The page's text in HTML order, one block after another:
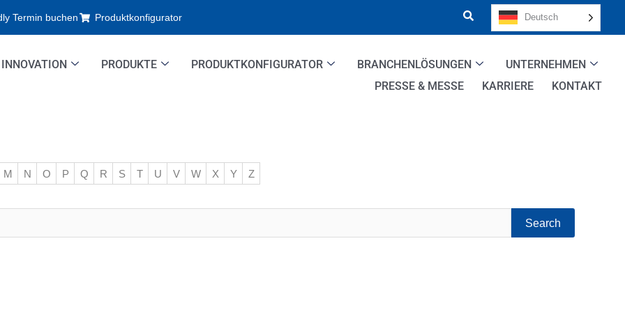
Termin buchen Produktkonfigurator Deutsch
INNOVATION PRODUKTE PRODUKTKONFIGURATOR BRANCHENLÖSUNGEN
UNTERNEHMEN
PRESSE & MESSE
KARRIERE KONTAKT
M N O P Q R S T U V W X Y Z